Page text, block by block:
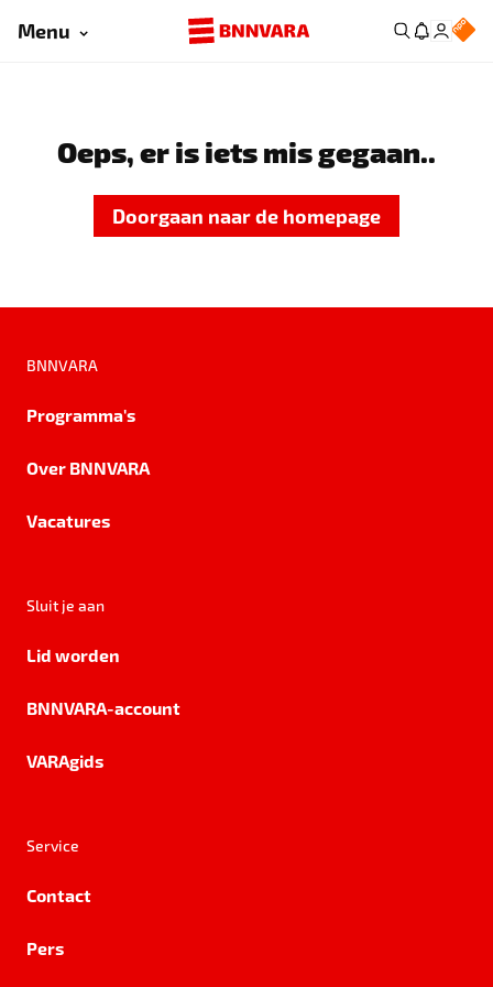
Menu
Oeps, er is iets mis gegaan..
Doorgaan naar de homepage
BNNVARA
Programma's
Over BNNVARA
Vacatures
Sluit je aan
Lid worden
BNNVARA-account
VARAgids
Service
Contact
Pers